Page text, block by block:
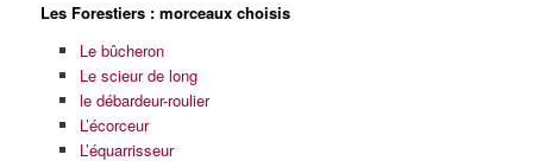
Les Forestiers : morceaux choisis
Le bûcheron
Le scieur de long
le débardeur-roulier
L’écorceur
L’équarrisseur